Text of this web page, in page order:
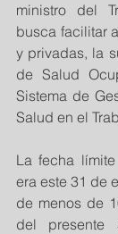
ministro del
busca facilitar
y privadas, la
de Salud
Sistema de
Salud en el
La fecha
era este 31 de
de menos de
del